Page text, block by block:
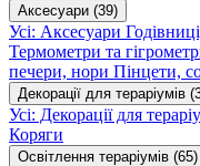
Аксесуари (39)
Усі: Аксесуари
Термометри та
печери, нори Пінцети,
Декорації для тераріумів
Усі: Декорації для
Коряги
Освітлення тераріумів (65)